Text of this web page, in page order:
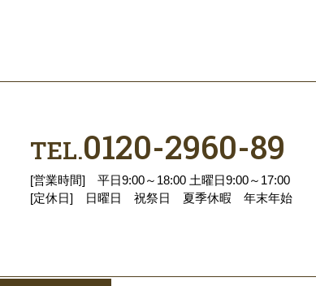
TEL.0120-2960-89
[営業時間] 平日9:00～18:00 土曜日9:00～17:00
[定休日] 日曜日 祝祭日 夏季休暇 年末年始